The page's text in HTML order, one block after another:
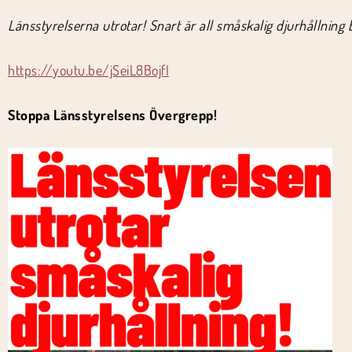
Länsstyrelserna utrotar! Snart är all småskalig djurhållning
https://youtu.be/jSeiL8BojfI
Stoppa Länsstyrelsens Övergrepp!